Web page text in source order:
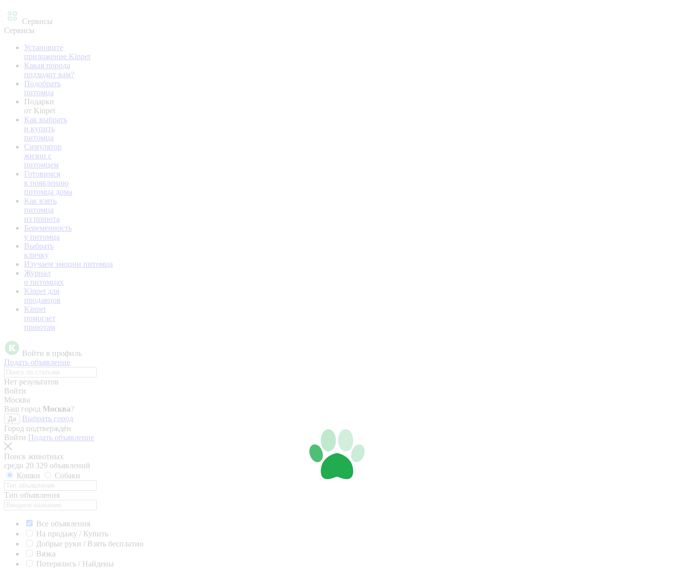
Сервисы
Сервисы
Установите
приложение Kinpet
Какая порода
подходит вам?
Подобрать
питомца
Подарки
от Kinpet
Как выбрать
и купить
питомца
Симулятор
жизни с
питомцем
Готовимся
к появлению
питомца дома
Как взять
питомца
из приюта
Беременность
у питомца
Выбрать
кличку
Изучаем эмоции питомца
Журнал
о питомцах
Kinpet для
продавцов
Kinpet
помогает
приютам
Войти в профиль
Подать объявление
Нет результатов
Войти
Москва
Ваш город Москва?
Да
Выбрать город
Город подтверждён
Войти Подать объявление
Поиск животных
среди 20 329 объявлений
Кошки
Собаки
Тип объявления
Все объявления
На продажу / Купить
Добрые руки / Взять бесплатно
Вязка
Потерялись / Найдены